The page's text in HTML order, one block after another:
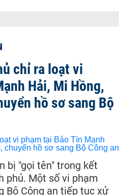
chỉ ra loạt vi
Hải, Mi Hồng,
hồ sơ sang Bộ
bị "gọi tên" trong kết
phủ. Một số vi phạm
Bộ Công an tiếp tục xử